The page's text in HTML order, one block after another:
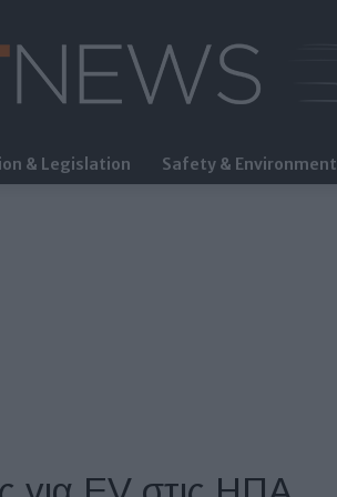
FleetNews
& Legislation Safety & Environment